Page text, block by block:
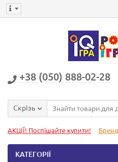
+38 (050) 888-02-28
Скрізь
АКЦІЇ! Поспішайте купити!
КАТЕГОРІЇ